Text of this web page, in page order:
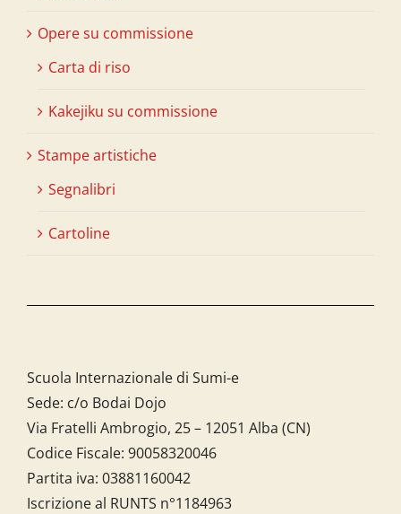
Opere su commissione
Carta di riso
Kakejiku su commissione
Stampe artistiche
Segnalibri
Cartoline
Scuola Internazionale di Sumi-e
Sede: c/o Bodai Dojo
Via Fratelli Ambrogio, 25 – 12051 Alba (CN)
Codice Fiscale: 90058320046
Partita iva: 03881160042
Iscrizione al RUNTS n°1184963